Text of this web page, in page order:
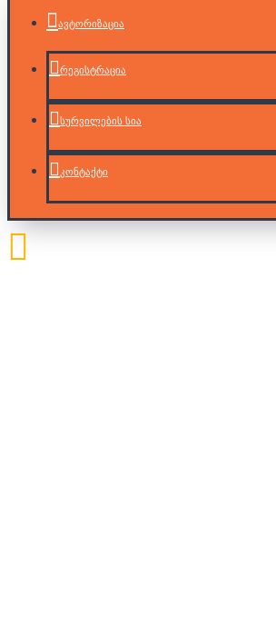
ავტორიზაცია
რეგისტრაცია
სურვილების სია
კონტაქტი